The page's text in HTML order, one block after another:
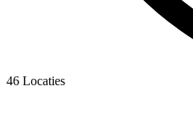
46 Locaties